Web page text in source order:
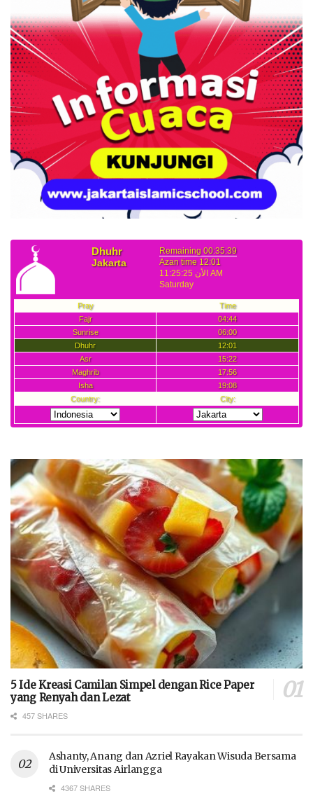
5 Ide Kreasi Camilan Simpel dengan Rice Paper
yang Renyah dan Lezat
457 SHARES
Ashanty, Anang dan Azriel Rayakan Wisuda Bersama
di Universitas Airlangga
4367 SHARES